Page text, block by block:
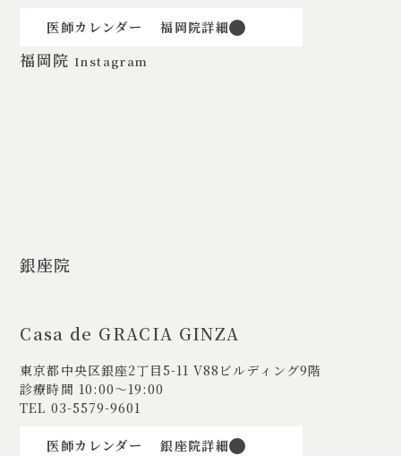
医師カレンダー 福岡院詳細
福岡院 Instagram
銀座院
Casa de GRACIA GINZA
東京都中央区銀座2丁目5-11V88ビルディング9階
診療時間 10:00〜19:00
TEL 03-5579-9601
医師カレンダー 銀座院詳細